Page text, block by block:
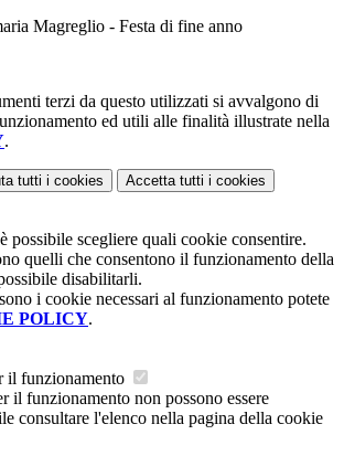
terzi da questo utilizzati si avvalgono di
ed utili alle finalità illustrate nella
.
tutti i cookies Accetta tutti i cookies
possibile scegliere quali cookie consentire.
quelli che consentono il funzionamento della
disabilitarli.
i cookie necessari al funzionamento potete
POLICY.
il funzionamento
il funzionamento non possono essere
consultare l'elenco nella pagina della cookie